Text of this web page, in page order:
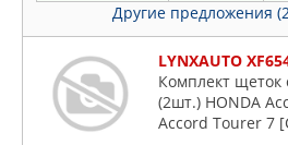
Другие предложения
LYNXAUTO
Комплект щеток
(2шт.) HONDA
Accord Tourer 7